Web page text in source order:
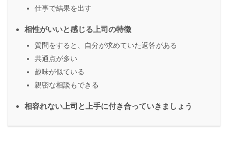
仕事で結果を出す
相性がいいと感じる上司の特徴
質問をすると、自分が求めていた返答がある
共通点が多い
趣味が似ている
親密な相談もできる
相容れない上司と上手に付き合っていきましょう